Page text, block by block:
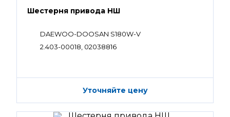
Шестерня привода НШ
DAEWOO-DOOSAN S180W-V
2.403-00018, 02038816
Уточняйте цену